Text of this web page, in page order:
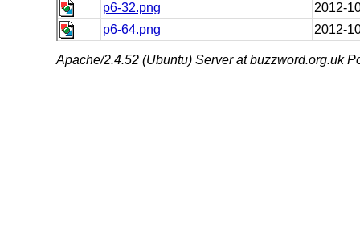
p6-32.png
2012-
p6-64.png
2012-
Apache/2.4.52 (Ubuntu) Server at buzzword.org.uk